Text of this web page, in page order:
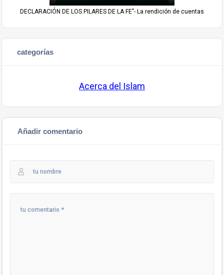
DECLARACIÓN DE LOS PILARES DE LA FE"- La rendición de cuentas
categorías
Acerca del Islam
Añadir comentario